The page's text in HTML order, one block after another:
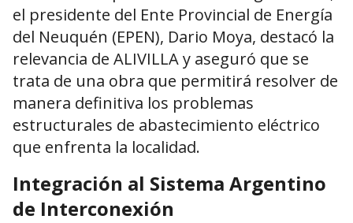
el presidente del Ente Provincial de Energía
del Neuquén (EPEN), Dario Moya, destacó la
relevancia de ALIVILLA y aseguró que se
trata de una obra que permitirá resolver de
manera definitiva los problemas
estructurales de abastecimiento eléctrico
que enfrenta la localidad.
Integración al Sistema Argentino
de Interconexión